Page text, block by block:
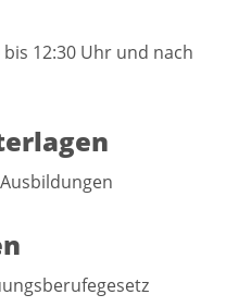
12:30 Uhr und nach